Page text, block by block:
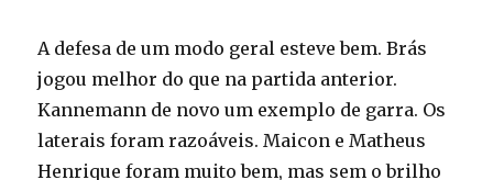
A defesa de um modo geral esteve bem. Brás
jogou melhor do que na partida anterior.
Kannemann de novo um exemplo de garra. Os
laterais foram razoáveis. Maicon e Matheus
Henrique foram muito bem, mas sem o brilho